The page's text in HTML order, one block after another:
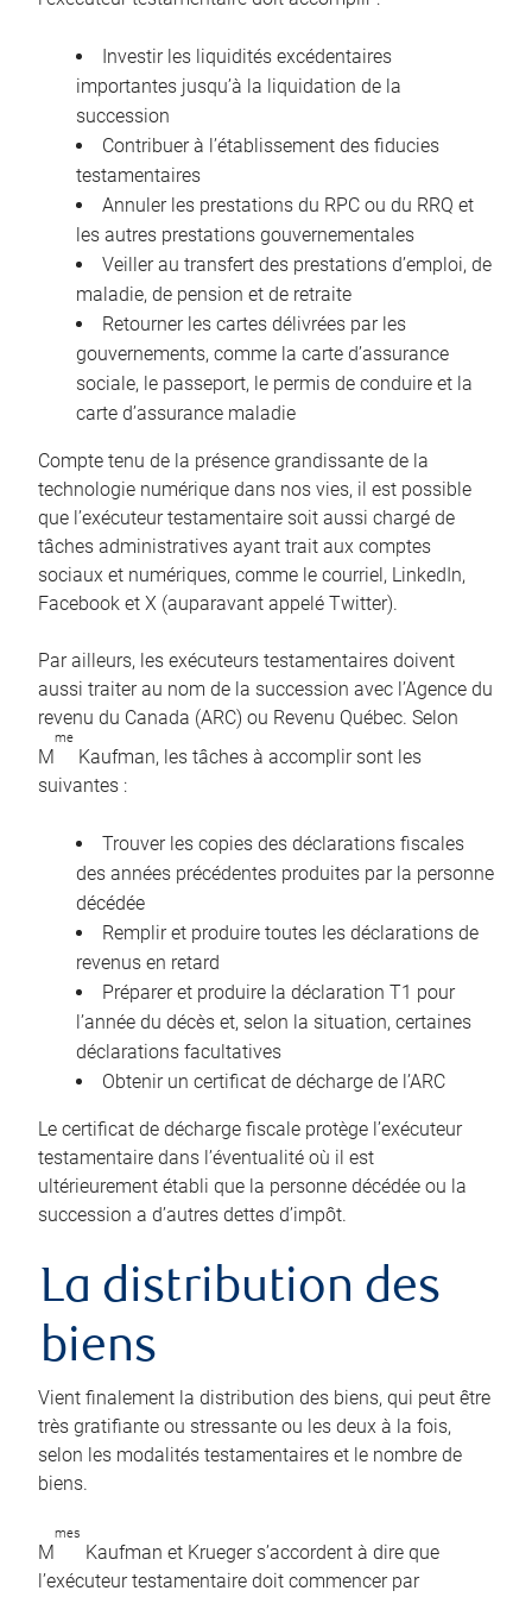
Investir les liquidités excédentaires
importantes jusqu’à la liquidation de la
succession
Contribuer à l’établissement des fiducies
testamentaires
Annuler les prestations du RPC ou du RRQ et
les autres prestations gouvernementales
Veiller au transfert des prestations d’emploi, de
maladie, de pension et de retraite
Retourner les cartes délivrées par les
gouvernements, comme la carte d’assurance
sociale, le passeport, le permis de conduire et la
carte d’assurance maladie
Compte tenu de la présence grandissante de la
technologie numérique dans nos vies, il est possible
que l’exécuteur testamentaire soit aussi chargé de
tâches administratives ayant trait aux comptes
sociaux et numériques, comme le courriel, LinkedIn,
Facebook et X (auparavant appelé Twitter).
Par ailleurs, les exécuteurs testamentaires doivent
aussi traiter au nom de la succession avec l’Agence du
revenu du Canada (ARC) ou Revenu Québec. Selon
M
me
Kaufman, les tâches à accomplir sont les
suivantes :
Trouver les copies des déclarations fiscales
des années précédentes produites par la personne
décédée
Remplir et produire toutes les déclarations de
revenus en retard
Préparer et produire la déclaration T1 pour
l’année du décès et, selon la situation, certaines
déclarations facultatives
Obtenir un certificat de décharge de l’ARC
Le certificat de décharge fiscale protège l’exécuteur
testamentaire dans l’éventualité où il est
ultérieurement établi que la personne décédée ou la
succession a d’autres dettes d’impôt.
La distribution des
biens
Vient finalement la distribution des biens, qui peut être
très gratifiante ou stressante ou les deux à la fois,
selon les modalités testamentaires et le nombre de
biens.
M
mes
Kaufman et Krueger s’accordent à dire que
l’exécuteur testamentaire doit commencer par